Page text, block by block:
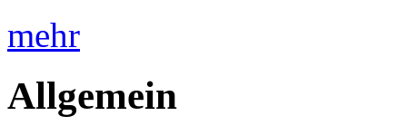
mehr
Allgemein